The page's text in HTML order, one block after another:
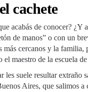
cachete
acabás de conocer?
de manos” o con un
más cercanos y la
el maestro de la escuela
les suele resultar extraño
Aires, que salimos a